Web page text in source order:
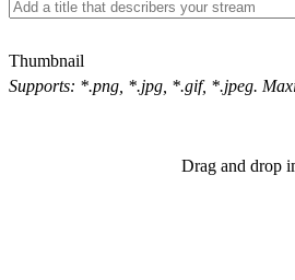
Thumbnail
Supports: *.png, *.jpg, *.gif, *.jpeg.
Drag and drop